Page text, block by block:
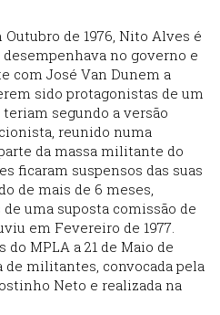
de 1976, Nito Alves é
no governo e
com José Van Dunem a
sido protagonistas de um
segundo a versão
reunido numa
da massa militante do
ficaram suspensos das suas
de mais de 6 meses,
uma suposta comissão de
em Fevereiro de 1977.
MPLA a 21 de Maio de
de militantes, convocada pela
Neto e realizada na